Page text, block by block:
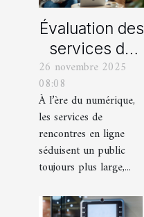
Évaluation des
services de
rencontres en
lesquels
tiennent leurs
promesses ?
26 novembre 2025
08:08
À l’ère du numérique,
les services de
rencontres en ligne
séduisent un public
toujours plus large,...